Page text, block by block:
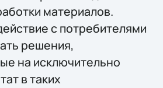
материалов.
с потребителями
решения,
на исключительно
в таких